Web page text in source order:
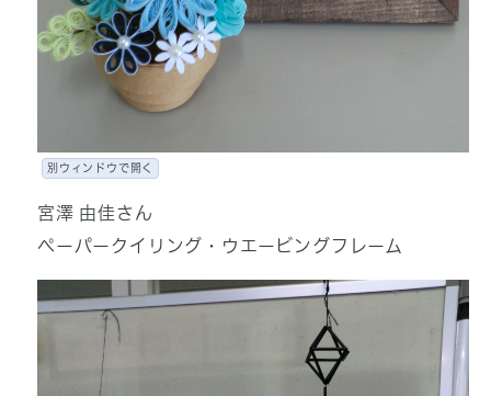
別ウィンドウで開く
宮澤 由佳さん
ペーパークイリング・ウエービングフレーム